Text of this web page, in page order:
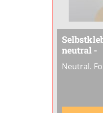
neutral -
Neutral.